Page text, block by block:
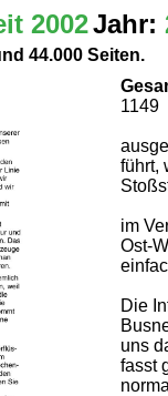
2002Jahr:
44.000 Seiten.
1149
führt,
im
Ost-
Die
uns
fasst